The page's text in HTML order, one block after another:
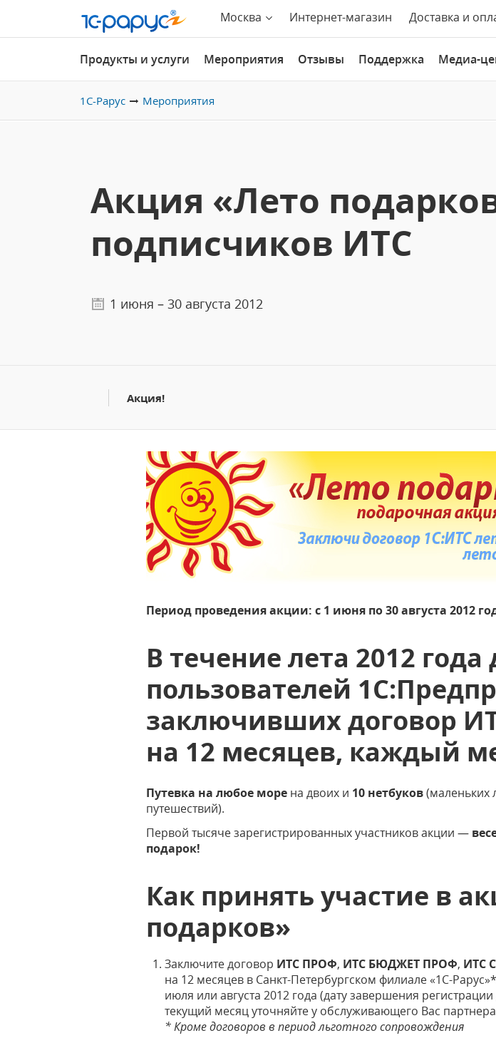
Москва Интернет-магазин Доставка и
Продукты и услуги Мероприятия Отзывы Поддержка Медиа-
1С-Рарус Мероприятия
Акция «Лето
подписчиков ИТС
1 июня – 30 августа 2012
Акция!
Период проведения акции: с 1 июня по 30 августа 2012
В течение лета 2012 года
пользователей
заключивших договор
на 12 месяцев, каждый
Путевка на любое море на двоих и 10 нетбуков(маленьких
путешествий).
Первой тысяче зарегистрированных участников акции —
подарок!
Как принять участие в
подарков»
Заключите договор ИТС ПРОФ, ИТС БЮДЖЕТ ПРОФ, ИТС
на 12 месяцев в Санкт-Петербургском филиале «1С-
июля или августа 2012 года (дату завершения
текущий месяц уточняйте у обслуживающего Вас
* Кроме договоров в период льготного сопровождения